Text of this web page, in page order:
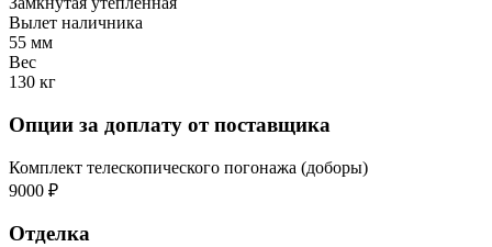
Вылет наличника
55 мм
Вес
130 кг
Опции за доплату от поставщика
Комплект телескопического погонажа (доборы)
9000 ₽
Отделка